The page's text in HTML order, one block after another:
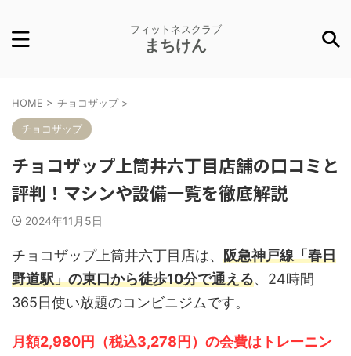
フィットネスクラブ
まちけん
HOME > チョコザップ >
チョコザップ
チョコザップ上筒井六丁目店舗の口コミと
評判！マシンや設備一覧を徹底解説
2024年11月5日
チョコザップ上筒井六丁目店は、 阪急神戸線「春日
野道駅」の東口から徒歩10分で通える、24時間
365日使い放題のコンビニジムです。
月額2,980円（税込3,278円）の会費はトレーニン